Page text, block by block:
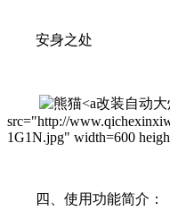
安身之处
改装自动
src="http://
1G1N.jpg" width=600
四、使用功能简介：